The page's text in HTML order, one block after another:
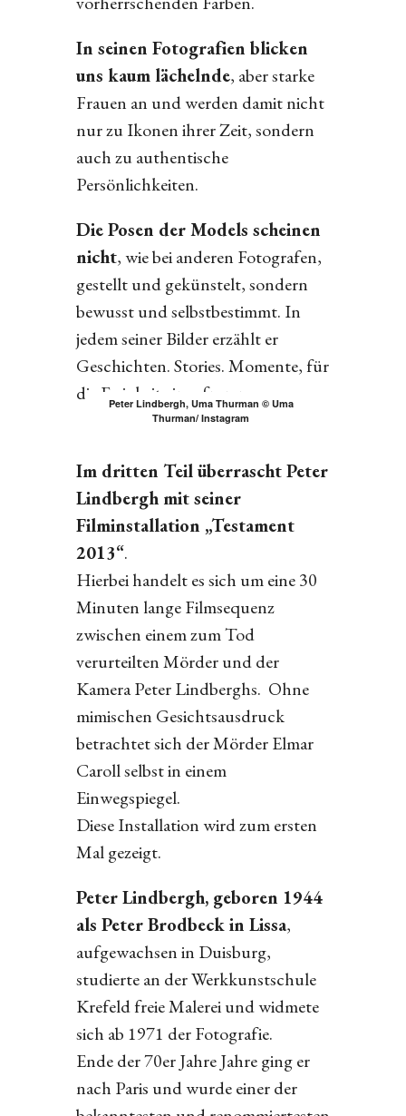
In seinen Fotografien blicken
uns kaum lächelnde, aber starke
Frauen an und werden damit nicht
nur zu Ikonen ihrer Zeit, sondern
auch zu authentische
Persönlichkeiten.
Die Posen der Models scheinen
nicht, wie bei anderen Fotografen,
gestellt und gekünstelt, sondern
bewusst und selbstbestimmt. In
jedem seiner Bilder erzählt er
Geschichten. Stories. Momente, für
die Ewigkeit eingefroren.
Peter Lindbergh, Uma Thurman © Uma
Thurman/ Instagram
Im dritten Teil überrascht Peter
Lindbergh mit seiner
Filminstallation „Testament
2013“.
Hierbei handelt es sich um eine 30
Minuten lange Filmsequenz
zwischen einem zum Tod
verurteilten Mörder und der
Kamera Peter Lindberghs. Ohne
mimischen Gesichtsausdruck
betrachtet sich der Mörder Elmar
Caroll selbst in einem
Einwegspiegel.
Diese Installation wird zum ersten
Mal gezeigt.
Peter Lindbergh, geboren 1944
als Peter Brodbeck in Lissa,
aufgewachsen in Duisburg,
studierte an der Werkkunstschule
Krefeld freie Malerei und widmete
sich ab 1971 der Fotografie.
Ende der 70er Jahre Jahre ging er
nach Paris und wurde einer der